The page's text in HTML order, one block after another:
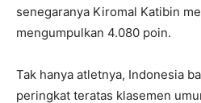
senegaranya Kiromal Katibin
mengumpulkan 4.080 poin.
Tak hanya atletnya, Indonesia
peringkat teratas klasemen